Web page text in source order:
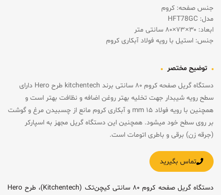
دستگاه گریل صفحه کروم ۸۰ سانتی برند kitchentech طرح Hero دارای
سطح رویه شیبدار جهت تخلیه بهتر روغن اضافه و نظافت بهتر است و
همچنین با رویه فولاد ۱۵ mm و آبکاری کروم مانع از چسبیدن مرغ و گوشت
بر روی سطح خود میشود. همچنین این دستگاه گریل مجهز به اسپارکر
(جرقه زن) برقی و باطری اتومات است.
جنس صفحه: کروم
مدل: HFT78GC
ابعاد: ۳۰×۷۳×۸۰ سانتی متر
جنس: استیل با رویه فولاد آبکاری کروم
توضیح مختصر
تماس بگیرید
دستگاه گریل صفحه کروم ۸۰ سانتی کیچن‌تک (Kitchentech)، طرح Hero